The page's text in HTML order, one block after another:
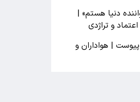
دنیا هستم» |
و تراژدی
| هواداران و